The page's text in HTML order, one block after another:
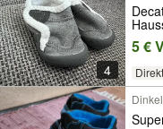
4
5 €